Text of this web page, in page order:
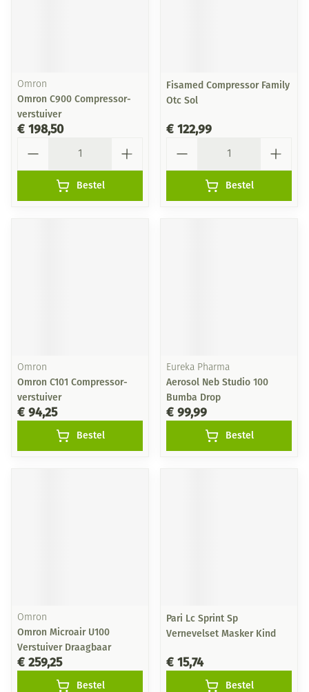
Omron
Omron C900 Compressor-
verstuiver
€ 198,50
Bestel
Fisamed Compressor Family
Otc Sol
€ 122,99
Bestel
Omron
Omron C101 Compressor-
verstuiver
€ 94,25
Bestel
Eureka Pharma
Aerosol Neb Studio 100
Bumba Drop
€ 99,99
Bestel
Omron
Omron Microair U100
Verstuiver Draagbaar
€ 259,25
Bestel
Pari Lc Sprint Sp
Vernevelset Masker Kind
€ 15,74
Bestel